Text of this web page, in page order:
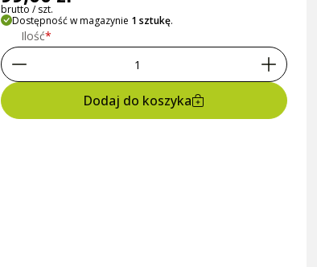
brutto / szt.
Dostępność w magazynie 1 sztukę.
Ilość
Dodaj do koszyka